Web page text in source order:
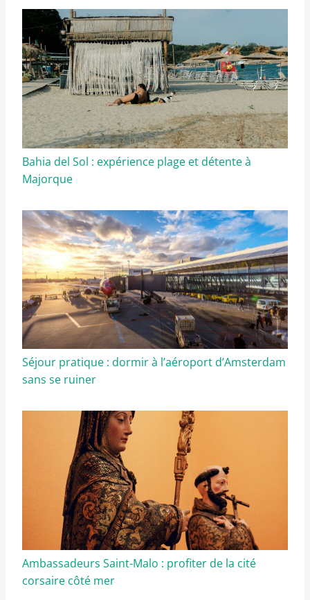
Bahia del Sol : expérience plage et détente à
Majorque
Séjour pratique : dormir à l’aéroport d’Amsterdam
sans se ruiner
Ambassadeurs Saint-Malo : profiter de la cité
corsaire côté mer